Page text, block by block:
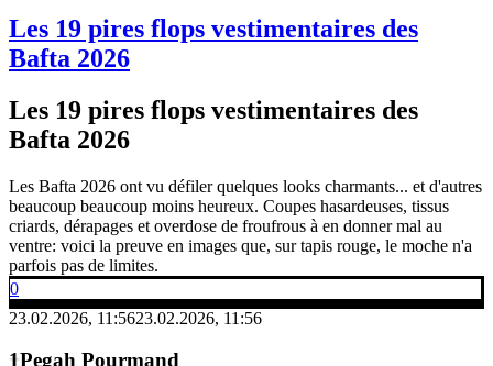
Les 19 pires flops vestimentaires des
Bafta 2026
Les 19 pires flops vestimentaires des
Bafta 2026
Les Bafta 2026 ont vu défiler quelques looks charmants... et d'autres
beaucoup beaucoup moins heureux. Coupes hasardeuses, tissus
criards, dérapages et overdose de froufrous à en donner mal au
ventre: voici la preuve en images que, sur tapis rouge, le moche n'a
parfois pas de limites.
0
23.02.2026, 11:5623.02.2026, 11:56
Pegah Pourmand